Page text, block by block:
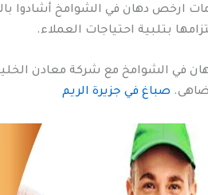
ارخص دهان في الشوامخ أشادوا
بتلبية احتياجات العملاء.
في الشوامخ مع شركة معادن
صباغ في جزيرة الريم